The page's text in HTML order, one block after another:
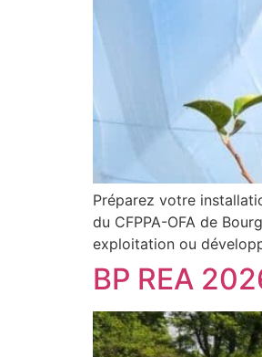
Préparez votre
du CFPPA-OFA de
exploitation ou
BP REA